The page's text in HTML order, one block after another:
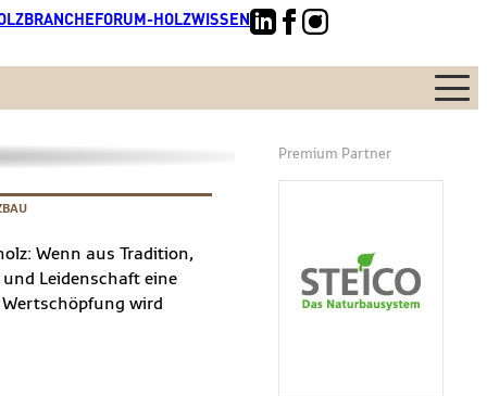
FORUM-HOLZWISSEN
Menü
Premium Partner